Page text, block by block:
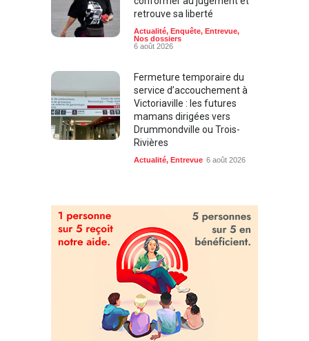
retrouve sa liberté
Actualité, Enquête, Entrevue,
Nos dossiers
6 août 2026
Fermeture temporaire du
service d’accouchement à
Victoriaville : les futures
mamans dirigées vers
Drummondville ou Trois-
Rivières
Actualité, Entrevue 6 août 2026